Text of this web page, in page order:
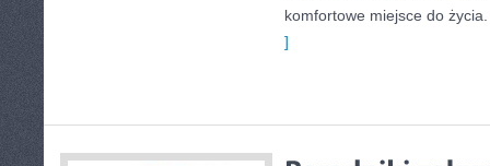
komfortowe miejsce do
]